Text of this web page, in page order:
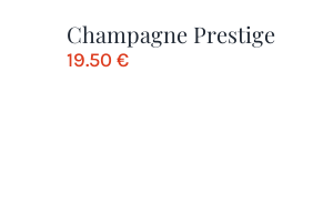
Champagne Prestige
19.50 €